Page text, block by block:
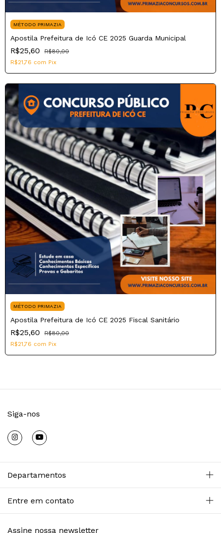
MÉTODO PRIMAZIA
Apostila Prefeitura de Icó CE 2025 Guarda Municipal
R$25,60
R$80,00
R$21,76 com Pix
MÉTODO PRIMAZIA
Apostila Prefeitura de Icó CE 2025 Fiscal Sanitário
R$25,60
R$80,00
R$21,76 com Pix
Siga-nos
Departamentos
Entre em contato
Assine nossa newsletter